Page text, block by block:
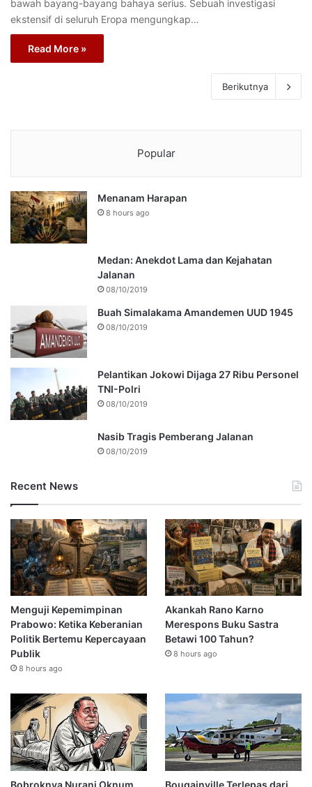
bawah bayang-bayang bahaya serius. Sebuah investigasi
ekstensif di seluruh Eropa mengungkap…
Read More »
Berikutnya
Popular
Menanam Harapan
8 hours ago
Medan: Anekdot Lama dan Kejahatan
Jalanan
08/10/2019
Buah Simalakama Amandemen UUD 1945
08/10/2019
Pelantikan Jokowi Dijaga 27 Ribu Personel
TNI-Polri
08/10/2019
Nasib Tragis Pemberang Jalanan
08/10/2019
Recent News
Menguji Kepemimpinan
Prabowo: Ketika Keberanian
Politik Bertemu Kepercayaan
Publik
8 hours ago
Akankah Rano Karno
Merespons Buku Sastra
Betawi 100 Tahun?
8 hours ago